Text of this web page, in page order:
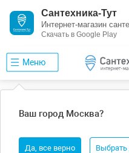
Сантехника-Тут
Интернет-магазин
Скачать в Google Play
Меню
Ваш город Москва?
Да, все верно Выбрать
Настольная лампа
плафона/подвески
Слоновая кость